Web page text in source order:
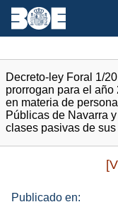
Decreto-ley Foral 1/
prorrogan para el
en materia de
Públicas de Navarra
clases pasivas de
Publicado en: